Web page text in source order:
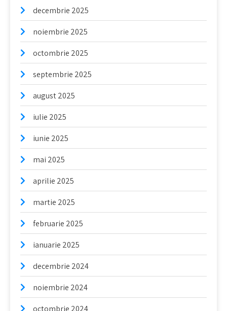
decembrie 2025
noiembrie 2025
octombrie 2025
septembrie 2025
august 2025
iulie 2025
iunie 2025
mai 2025
aprilie 2025
martie 2025
februarie 2025
ianuarie 2025
decembrie 2024
noiembrie 2024
octombrie 2024